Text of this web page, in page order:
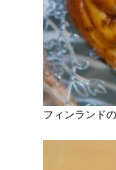
フィンランド